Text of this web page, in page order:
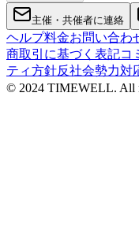
主催・共催者に連絡
ヘルプ料金お問い合わ
商取引に基づく表記コ
ティ方針反社会勢力対
© 2024 TIMEWELL. All